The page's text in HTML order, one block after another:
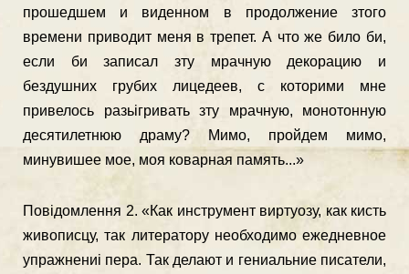
прошедшем и виденном в продолжение зтого
времени приводит меня в трепет. А что же било би,
если би записал зту мрачную декорацию и
бездушних грубих лицедеев, с которими мне
привелось разьігривать зту мрачную, монотон­ную
десятилетнюю драму? Мимо, пройдем мимо,
минувишее мое, моя коварная память...»
Повідомлення 2. «Как инструмент виртуозу, как кисть
живописцу, так литератору необходимо ежедневное
упражнениі пера. Так делают и гениальние писатели,